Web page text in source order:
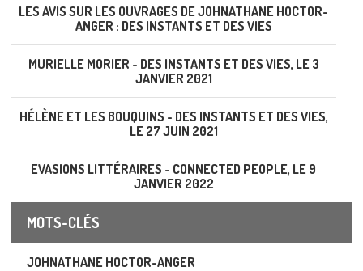
LES AVIS SUR LES OUVRAGES DE JOHNATHANE HOCTOR-
ANGER : DES INSTANTS ET DES VIES
MURIELLE MORIER - DES INSTANTS ET DES VIES, LE 3
JANVIER 2021
HÉLÈNE ET LES BOUQUINS - DES INSTANTS ET DES VIES,
LE 27 JUIN 2021
EVASIONS LITTÉRAIRES - CONNECTED PEOPLE, LE 9
JANVIER 2022
MOTS-CLÉS
JOHNATHANE HOCTOR-ANGER